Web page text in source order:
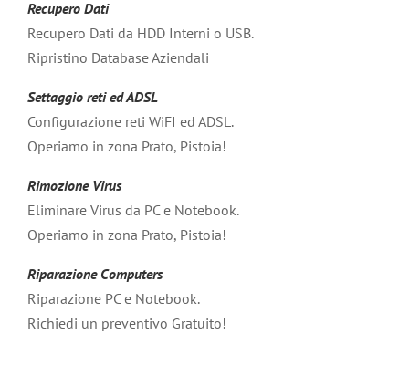
Recupero Dati
Recupero Dati da HDD Interni o USB.
Ripristino Database Aziendali
Settaggio reti ed ADSL
Configurazione reti WiFI ed ADSL.
Operiamo in zona Prato, Pistoia!
Rimozione Virus
Eliminare Virus da PC e Notebook.
Operiamo in zona Prato, Pistoia!
Riparazione Computers
Riparazione PC e Notebook.
Richiedi un preventivo Gratuito!